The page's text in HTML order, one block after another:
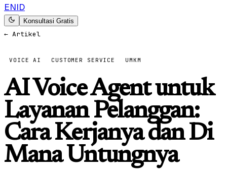
ENID
Konsultasi Gratis
← Artikel
VOICE AI CUSTOMER SERVICE UMKM
AI Voice Agent untuk
Layanan Pelanggan:
Cara Kerjanya dan Di
Mana Untungnya